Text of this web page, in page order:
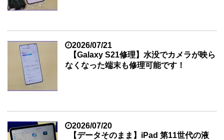
2026/07/21
【Galaxy S21修理】水没でカメラが映ら
なくなった端末も修理可能です！
2026/07/20
【データそのまま】iPad 第11世代の液